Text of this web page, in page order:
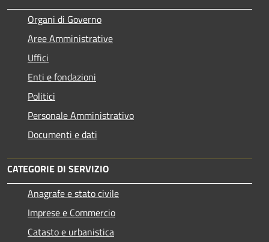
Organi di Governo
Aree Amministrative
Uffici
Enti e fondazioni
Politici
Personale Amministrativo
Documenti e dati
CATEGORIE DI SERVIZIO
Anagrafe e stato civile
Imprese e Commercio
Catasto e urbanistica